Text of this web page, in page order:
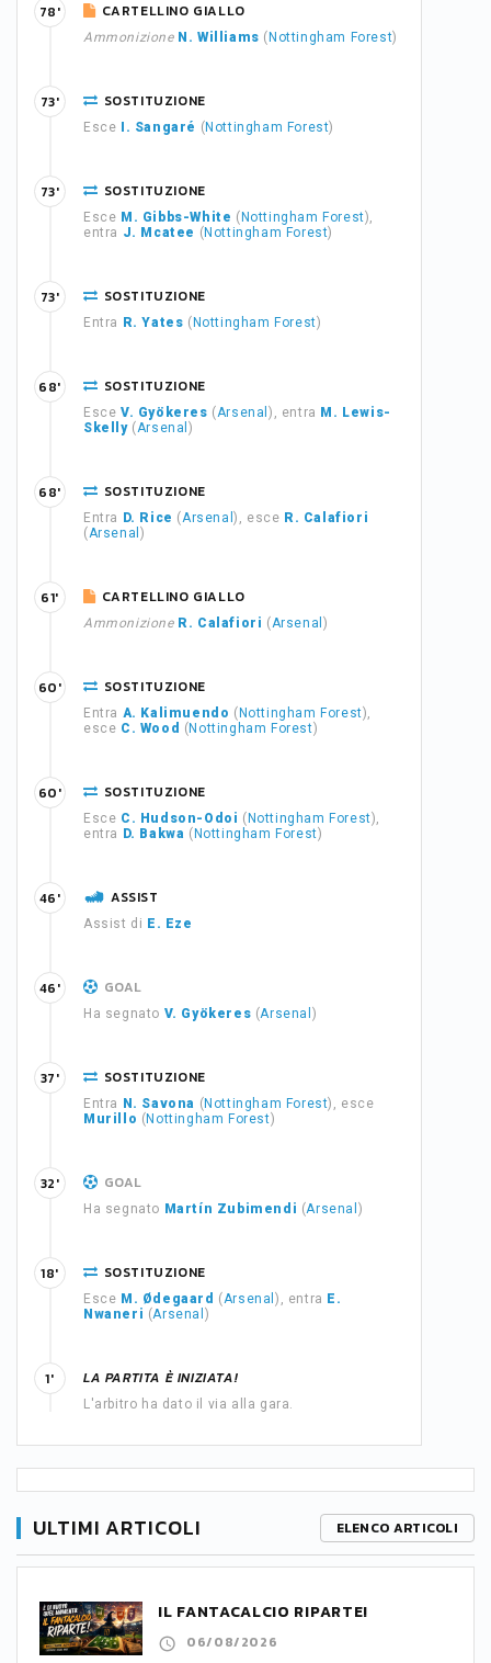
CARTELLINO GIALLO
Ammonizione N. Williams ( Nottingham Forest)
78'
SOSTITUZIONE
Esce I. Sangaré ( Nottingham Forest)
73'
SOSTITUZIONE
Esce M. Gibbs-White ( Nottingham Forest),
entra J. Mcatee ( Nottingham Forest)
73'
SOSTITUZIONE
Entra R. Yates ( Nottingham Forest)
73'
SOSTITUZIONE
Esce V. Gyökeres (Arsenal), entra M. Lewis-
Skelly(Arsenal)
68'
SOSTITUZIONE
Entra D. Rice (Arsenal), esce R. Calafiori
(Arsenal )
68'
CARTELLINO GIALLO
Ammonizione R. Calafiori (Arsenal )
61'
SOSTITUZIONE
Entra A. Kalimuendo ( Nottingham Forest),
esce C. Wood ( Nottingham Forest)
60'
SOSTITUZIONE
Esce C. Hudson-Odoi ( Nottingham Forest),
entra
D. Bakwa ( Nottingham Forest)
60'
ASSIST
Assist di E. Eze
46'
GOAL
Ha segnato V. Gyökeres (Arsenal )
46'
SOSTITUZIONE
Entra N. Savona ( Nottingham Forest), esce
Murillo ( Nottingham Forest)
37'
GOAL
Ha segnato Martín Zubimendi (Arsenal )
32'
SOSTITUZIONE
Esce M. Ødegaard (Arsenal), entra E.
Nwaneri (Arsenal )
18'
LA PARTITA È INIZIATA!
L'arbitro ha dato il via alla gara.
1'
ULTIMI ARTICOLI ELENCO ARTICOLI
IL FANTACALCIO RIPARTE!
06/08/2026